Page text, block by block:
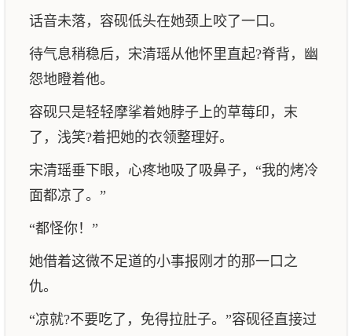
话音未落，容砚低头在她颈上咬了一口。
待气息稍稳后，宋清瑶从他怀里直起?脊背，幽
怨地瞪着他。
容砚只是轻轻摩挲着她脖子上的草莓印，末
了，浅笑?着把她的衣领整理好。
宋清瑶垂下眼，心疼地吸了吸鼻子，“我的烤冷
面都凉了。”
“都怪你！”
她借着这微不足道的小事报刚才的那一口之
仇。
“凉就?不要吃了，免得拉肚子。”容砚径直接过